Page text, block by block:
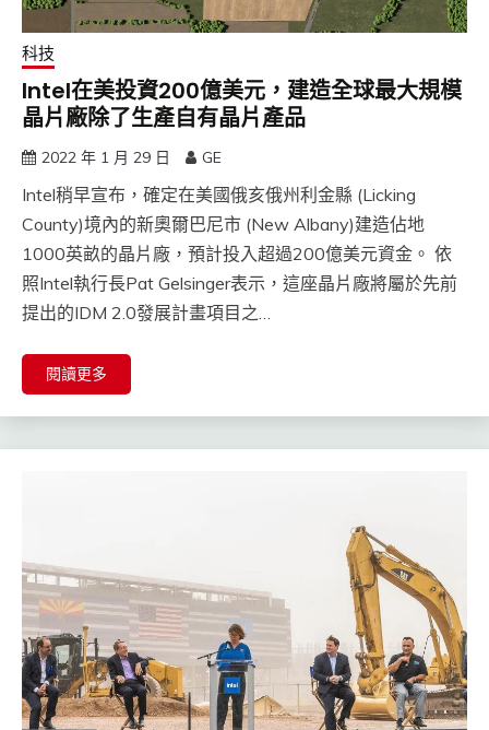
科技
Intel在美投資200億美元，建造全球最大規模
晶片廠除了生產自有晶片產品
2022 年 1 月 29 日 GE
Intel稍早宣布，確定在美國俄亥俄州利金縣 (Licking
County)境內的新奧爾巴尼市 (New Albany)建造佔地
1000英畝的晶片廠，預計投入超過200億美元資金。 依
照Intel執行長Pat Gelsinger表示，這座晶片廠將屬於先前
提出的IDM 2.0發展計畫項目之…
閱讀更多